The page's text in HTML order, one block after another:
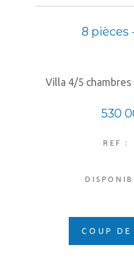
8 pièces
Villa 4/5 chambres
530
REF :
COUP DE